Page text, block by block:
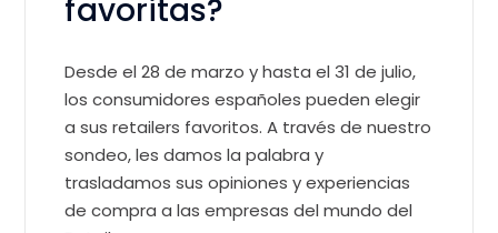
favoritas?
Desde el 28 de marzo y hasta el 31 de julio,
los consumidores españoles pueden elegir
a sus retailers favoritos. A través de nuestro
sondeo, les damos la palabra y
trasladamos sus opiniones y experiencias
de compra a las empresas del mundo del